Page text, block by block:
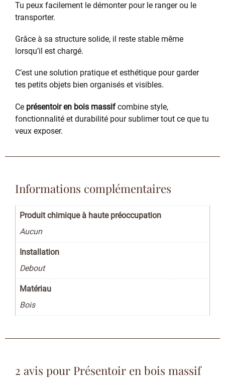
Tu peux facilement le démonter pour le ranger ou le
transporter.
Grâce à sa structure solide, il reste stable même
lorsqu’il est chargé.
C’est une solution pratique et esthétique pour garder
tes petits objets bien organisés et visibles.
Ce présentoir en bois massifcombine style,
fonctionnalité et durabilité pour sublimer tout ce que tu
veux exposer.
Informations complémentaires
Produit chimique à haute préoccupation
Aucun
Installation
Debout
Matériau
Bois
2 avis pour Présentoir en bois massif